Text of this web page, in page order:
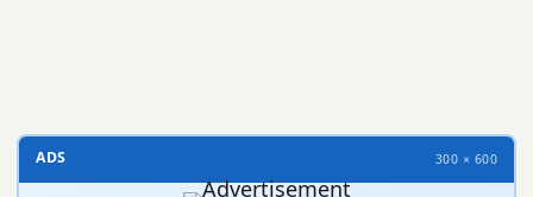
ADS 300 × 600